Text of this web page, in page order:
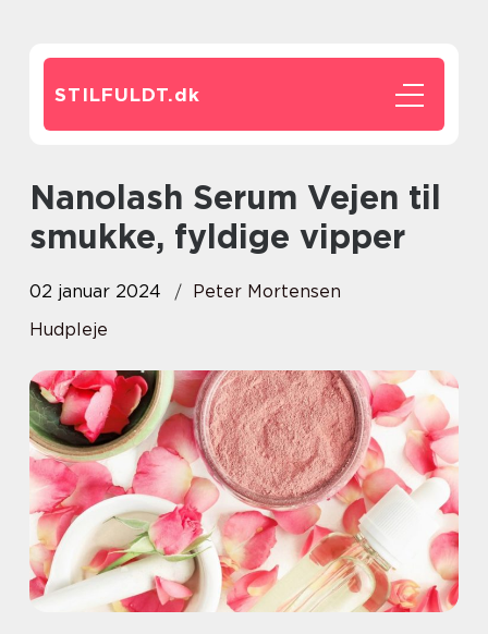
STILFULDT.dk
Nanolash Serum Vejen til
smukke, fyldige vipper
02 januar 2024
Peter Mortensen
Hudpleje